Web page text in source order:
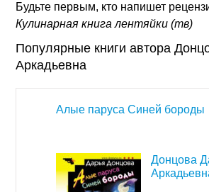
Будьте первым, кто напишет
Кулинарная книга лентяйки (тв)
Популярные книги автора
Аркадьевна
Алые паруса Синей бороды
Донцова